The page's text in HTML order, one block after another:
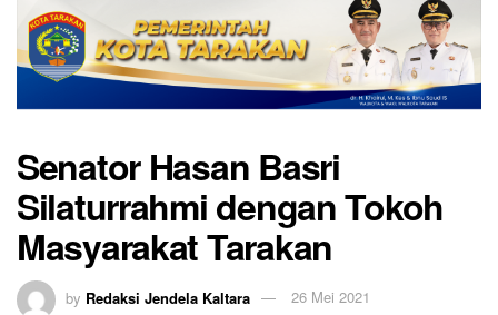
Senator Hasan Basri
Silaturrahmi dengan Tokoh
Masyarakat Tarakan
by Redaksi Jendela Kaltara 26 Mei 2021